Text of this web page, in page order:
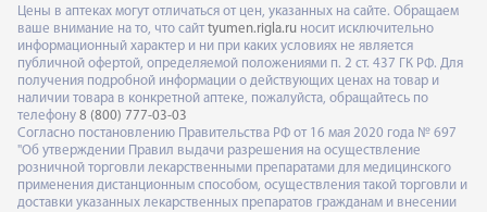
Цены в аптеках могут отличаться от цен, указанных на сайте. Обращаем
ваше внимание на то, что сайт tyumen.rigla.ru носит исключительно
информационный характер и ни при каких условиях не является
публичной офертой, определяемой положениями п. 2 ст. 437 ГК РФ. Для
получения подробной информации о действующих ценах на товар и
наличии товара в конкретной аптеке, пожалуйста, обращайтесь по
телефону 8 (800) 777-03-03
Согласно постановлению Правительства РФ от 16 мая 2020 года № 697
"Об утверждении Правил выдачи разрешения на осуществление
розничной торговли лекарственными препаратами для медицинского
применения дистанционным способом, осуществления такой торговли и
доставки указанных лекарственных препаратов гражданам и внесении